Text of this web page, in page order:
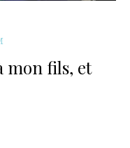
mon fils, et